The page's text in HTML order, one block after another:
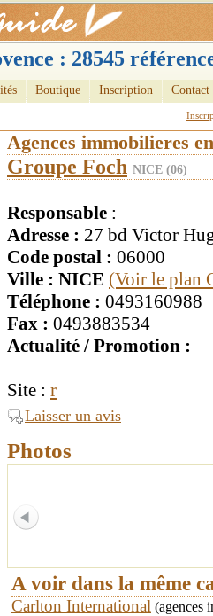
: 28545
Boutique Inscription Contact
Agences immobilieres
Groupe Foch NICE (06)
Responsable :
Adresse : 27 bd Victor
Code postal : 06000
Ville : NICE (Voir le plan
Téléphone : 0493160988
Fax : 0493883534
Actualité / Promotion :
Site : r
Laisser un avis
Photos
A voir dans la même
Carlton International (agences